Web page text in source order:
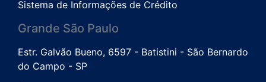
Sistema de Informações de Crédito
Grande São Paulo
Estr. Galvão Bueno, 6597 - Batistini - São Bernardo
do Campo - SP